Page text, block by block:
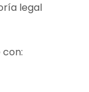
legal